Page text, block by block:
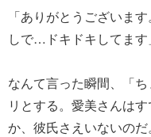
「ありがとうございま
しで…ドキドキしてます
なんて言った瞬間、「
リとする。愛美さんは
か、彼氏さえいないの